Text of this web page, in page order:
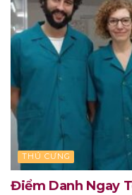
THÚ CƯNG
Điểm Danh Ngay